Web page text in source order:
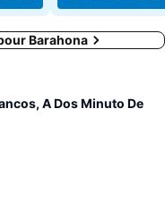
Barahona
A Dos Minuto De